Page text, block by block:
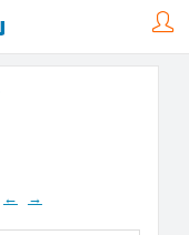
← →